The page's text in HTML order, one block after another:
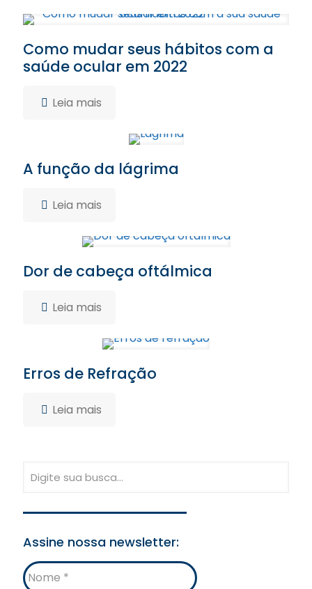
Como mudar seus hábitos com a
saúde ocular em 2022
Leia mais
A função da lágrima
Leia mais
Dor de cabeça oftálmica
Leia mais
Erros de Refração
Leia mais
Assine nossa newsletter:
Nome